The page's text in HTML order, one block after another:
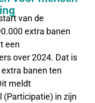
van de
extra banen
een
over 2024. Dat is
banen ten
meldt
in zijn